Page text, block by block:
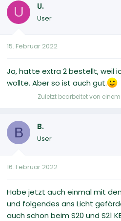
U U.
User
15. Februar 2022
Ja, hatte extra 2 bestellt, weil
wollte. Aber so ist auch gut.
Zuletzt bearbeitet von
B B.
User
16. Februar 2022
Habe jetzt auch einmal mit
und folgendes ans Licht
auch schon beim S20 und S21